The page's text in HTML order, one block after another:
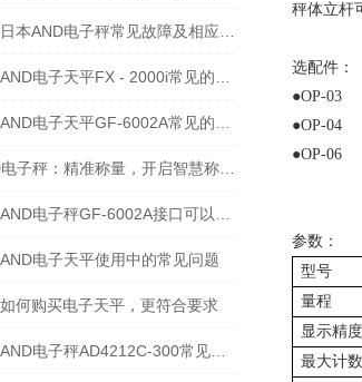
电子天平使用中的常见问题
何购买电子天平，更符合要求
秤体立杆
选配件：
●OP-03
●OP-04
●OP-
参数：
型号
量程
显示精度
最大计